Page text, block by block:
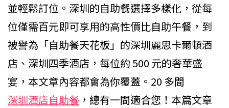
並輕鬆訂位。深圳的自助餐選擇多樣化，從每
位僅需百元即可享用的高性價比自助午餐，到
被譽為「自助餐天花板」的深圳麗思卡爾頓酒
店、深圳四季酒店，每位約 500 元的奢華盛
宴，本文章內容都會為你覆蓋。20 多間
深圳酒店自助餐 ，總有一間適合您！本篇文章